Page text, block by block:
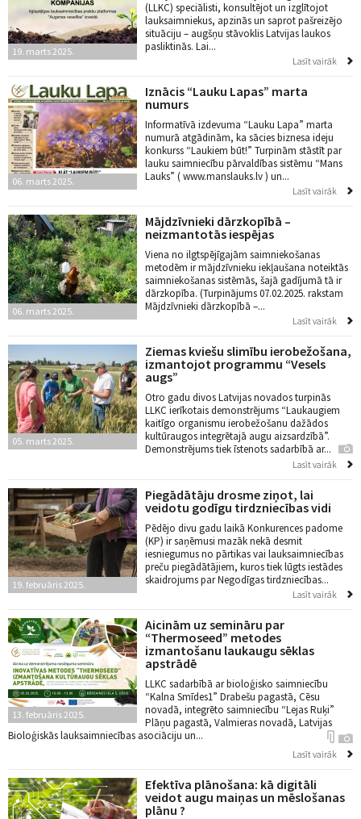
19. marts 2025.
(LLKC) speciālisti, konsultējot un izglītojot
lauksaimniekus, apzinās un saprot pašreizējo
situāciju – augšņu stāvoklis Latvijas laukos
pasliktinās. Lai...
Lasīt vairāk
06. marts 2025.
Iznācis “Lauku Lapas” marta
numurs
Informatīvā izdevuma “Lauku Lapa” marta
numurā atgādinām, ka sācies biznesa ideju
konkurss “Laukiem būt!” Turpinām stāstīt par
lauku saimniecību pārvaldības sistēmu “Mans
Lauks” ( www.manslauks.lv ) un...
Lasīt vairāk
06. marts 2025.
Mājdzīvnieki dārzkopībā –
neizmantotās iespējas
Viena no ilgtspējīgajām saimniekošanas
metodēm ir mājdzīvnieku iekļaušana noteiktās
saimniekošanas sistēmās, šajā gadījumā tā ir
dārzkopība. (Turpinājums 07.02.2025. rakstam
Mājdzīvnieki dārzkopībā –...
Lasīt vairāk
05. marts 2025.
Ziemas kviešu slimību ierobežošana,
izmantojot programmu “Vesels
augs”
Otro gadu divos Latvijas novados turpinās
LLKC ierīkotais demonstrējums “Laukaugiem
kaitīgo organismu ierobežošanu dažādos
kultūraugos integrētajā augu aizsardzībā”.
Demonstrējums tiek īstenots sadarbībā ar...
Lasīt vairāk
19. februāris 2025.
Piegādātāju drosme ziņot, lai
veidotu godīgu tirdzniecības vidi
Pēdējo divu gadu laikā Konkurences padome
(KP) ir saņēmusi mazāk nekā desmit
iesniegumus no pārtikas vai lauksaimniecības
preču piegādātājiem, kuros tiek lūgts iestādes
skaidrojums par Negodīgas tirdzniecības...
Lasīt vairāk
13. februāris 2025.
Aicinām uz semināru par
“Thermoseed” metodes
izmantošanu laukaugu sēklas
apstrādē
LLKC sadarbībā ar bioloģisko saimniecību
“Kalna Smīdes1” Drabešu pagastā, Cēsu
novadā, integrēto saimniecību “Lejas Ruķi”
Plāņu pagastā, Valmieras novadā, Latvijas
Bioloģiskās lauksaimniecības asociāciju un...
Lasīt vairāk
Efektīva plānošana: kā digitāli
veidot augu maiņas un mēslošanas
plānu ?